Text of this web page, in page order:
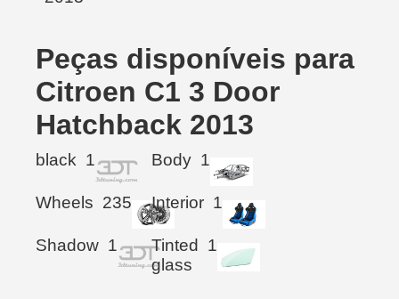
Peças disponíveis para
Citroen C1 3 Door
Hatchback 2013
black 1 Body 1
Wheels 235 Interior 1
Shadow 1
Tinted
glass
1